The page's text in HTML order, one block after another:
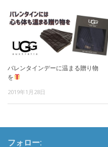
バレンタインデーに温まる贈り物
を
2019年1月28日
フォロー: